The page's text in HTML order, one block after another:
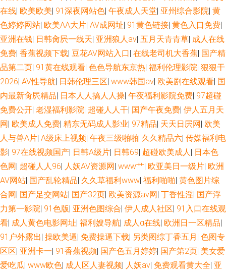
在线| 欧美欧美| 91深夜网站色| 午夜成人天堂| 亚州综合影院| 黄
色婷婷网站| 欧美AA大片| AV成网址| 91黄色链接| 黄色入口免费|
亚洲在钱| 日韩肏屄一线天| 亚洲狼人av| 五月天青青草| 成人在线
免费| 香蕉视频下载| 豆花AV网站入口| 在线老司机大香蕉| 国产精
品第二页| 91黄在线观看| 色色导航东京热| 福利伦理影院| 狠狠干
2026| AV性导航| 日韩伦理三区| www韩国av| 欧美剧在线观看| 国
内最新肏屄精品| 日本人人搞人人操| 午夜福利影院免费| 97超碰
免费公开| 老湿福利影院| 超碰人人干| 国产午夜免费| 伊人五月天
网| 欧美成人免费| 精东无码成人影业| 97精品| 天天日屄网| 欧美
人与兽A片| A级床上视频| 午夜三级啪啪| 久久精品六| 传媒福利电
影| 97在线视频国产| 日韩A级片| 日韩69| 超碰欧美成人| 日本色
色网| 超碰人人96| 人妖AV资源网| www艹| 欧亚美日一级片| 欧洲
AV网站| 国产乱轮精品| 久久草福利www| 福利啪啪| 黄色图片综
合网| 国产足交网站| 国产32页| 欧美资源av网| 丁香性淫| 国产浮
力第一影院| 91色版| 亚洲色图综合| 伊人成人社区| 91入口在线观
看| 成人黄色电影网址| 福利嫂导航| 成人α在线| 欧洲日一区精品|
91户外露出| 操欧美逼| 免费操逼下载| 另类图综丁香五月 | 色图专
区区| 亚洲卡一| 91香蕉视频| 国产色五月婷婷| 国产第2页| 美女爱
爱吃瓜| www欧色| 成人区人妻视频| 人妖av| 免费观看黄大全| 亚